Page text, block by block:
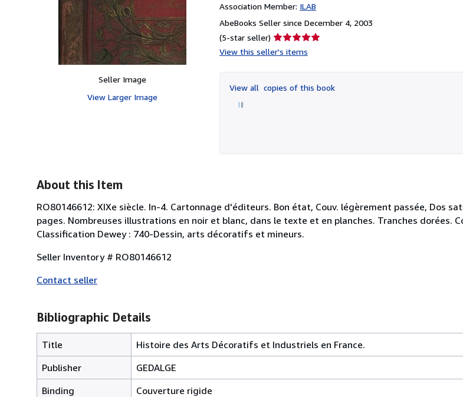
Seller Image
View Larger Image
Association Member: ILAB
AbeBooks Seller since December 4, 2003
(5-star seller) Seller
rating
of
5
View this seller's items
View all copies of this book
About this Item
RO80146612: XIXe siècle. In-4. Cartonnage d'éditeurs. Bon état, Couv. légèrement passée, Dos
pages. Nombreuses illustrations en noir et blanc, dans le texte et en planches. Tranches dorées.
Classification Dewey : 740-Dessin, arts décoratifs et mineurs.
Seller Inventory # RO80146612
Contact seller
Bibliographic Details
Title
Histoire des Arts Décoratifs et Industriels en France.
Publisher
GEDALGE
Binding
Couverture rigide